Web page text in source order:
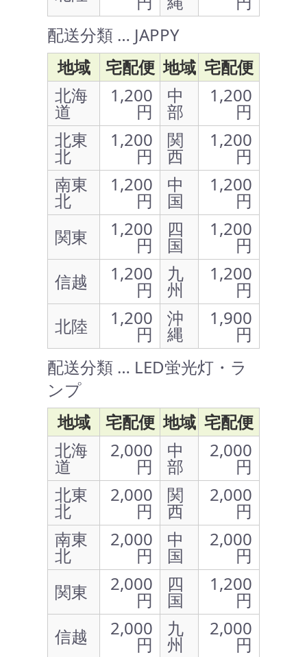
配送分類 … JAPPY
地域
宅配便 地域 宅配便
北海
道
1,200
円
中
部
1,200
円
北東
北
1,200
円
関
西
1,200
円
南東
北
1,200
円
中
国
1,200
円
関東
1,200
円
四
国
1,200
円
信越
1,200
円
九
州
1,200
円
北陸
1,200
円
沖
縄
1,900
円
配送分類 … LED蛍光灯・ラ
ンプ
地域
宅配便 地域 宅配便
北海
道
2,000
円
中
部
2,000
円
北東
北
2,000
円
関
西
2,000
円
南東
北
2,000
円
中
国
2,000
円
関東
2,000
円
四
国
1,200
円
信越
2,000
円
九
州
2,000
円